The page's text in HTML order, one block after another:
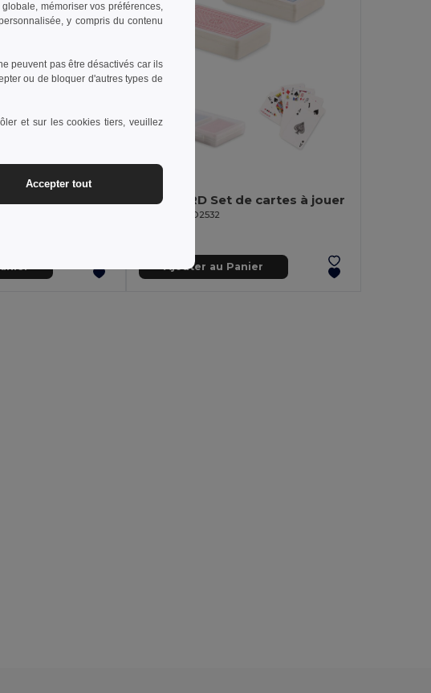
étanches
2,47 €
PLAYCARD Set de cartes à jouer
GiftRetail MO2532
Ajouter au Panier
mémoriser vos préférences,
y compris du contenu
peuvent pas être désactivés car ils
ou de bloquer d'autres types de
et sur les cookies tiers, veuillez
Accepter tout